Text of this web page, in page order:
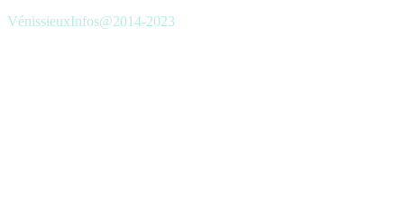
VénissieuxInfos@2014-2023